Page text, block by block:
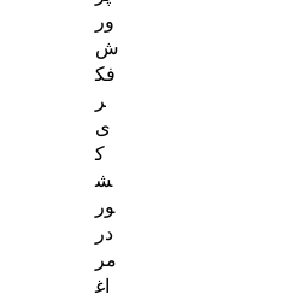
ور
ش
فک
ر
ی
ک
ش
ور
در
مر
اغ